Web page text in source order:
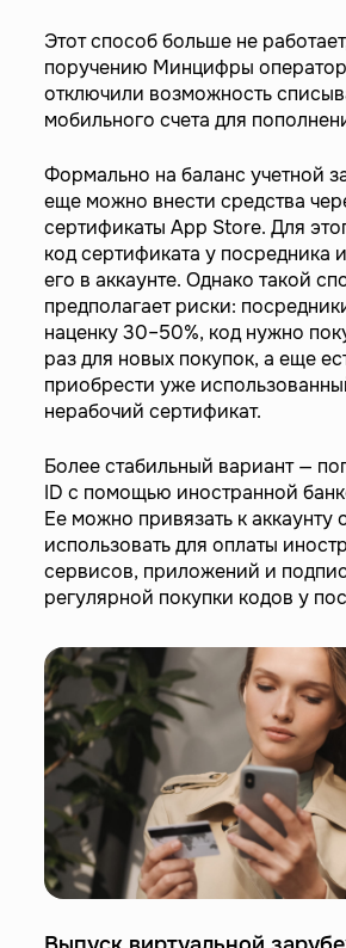
Этот способ больше не
поручению Минцифры
отключили возможность
мобильного счета для
Формально на баланс учетной
еще можно внести средства
сертификаты App Store. Для
код сертификата у посредника
его в аккаунте. Однако такой
предполагает риски:
наценку 30–50%, код нужно
раз для новых покупок, а еще
приобрести уже
нерабочий сертификат.
Более стабильный вариант —
ID с помощью иностранной
Ее можно привязать к аккаунту
использовать для оплаты
сервисов, приложений и
регулярной покупки кодов у